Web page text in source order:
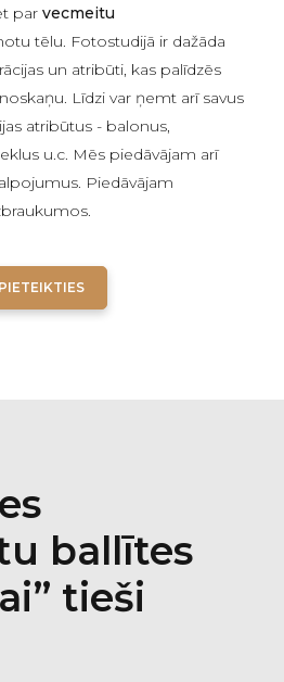
par vecmeitu
tēlu. Fotostudijā ir dažāda
un atribūti, kas palīdzēs
Līdzi var ņemt arī savus
atribūtus - balonus,
u.c. Mēs piedāvājam arī
Piedāvājam
PIETEIKTIES
ballītes
tieši